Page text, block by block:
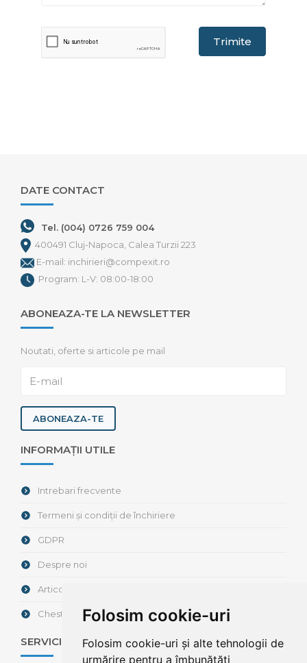
Folosim cookie-uri
Folosim cookie-uri și alte tehnologii de
urmărire pentru a îmbunătăți
Trimite
DATE CONTACT
Tel. (004) 0726 759 004
400491 Cluj-Napoca, Calea Turzii 223
E-mail: inchirieri@compexit.ro
Program: L-V: 08:00-18:00
ABONEAZA-TE LA NEWSLETTER
Noutati, oferte si articole pe mail
ABONEAZA-TE
INFORMAȚII UTILE
Intrebari frecvente
Termeni și condiții de închiriere
GDPR
Despre noi
Articole / Noutăți
Chestionar de satisfacție
SERVICII